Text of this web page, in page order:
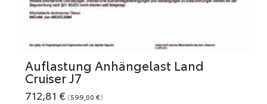
Auflastung Anhängelast Land
Cruiser J7
712,81 € (599,00 €)